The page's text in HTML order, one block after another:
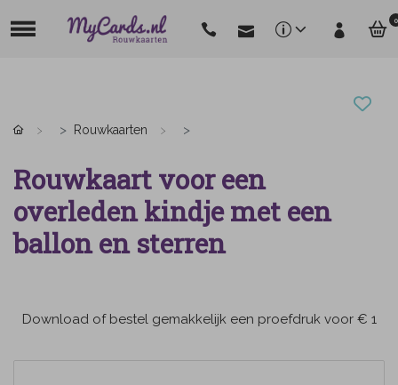
0
Rouwkaarten
Rouwkaart voor een
overleden kindje met een
ballon en sterren
Download of bestel gemakkelijk een proefdruk voor € 1